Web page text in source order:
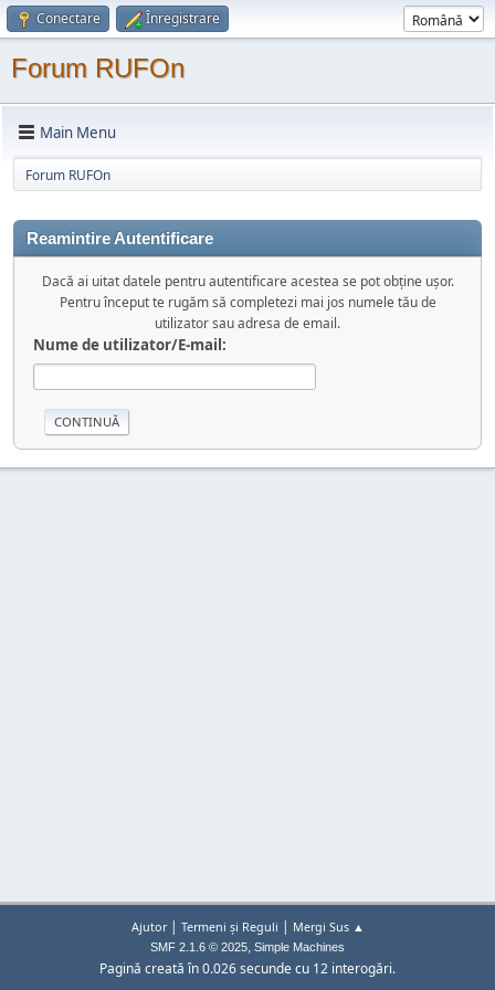
Conectare Înregistrare
Forum RUFOn
Main Menu
Forum RUFOn
Reamintire Autentificare
Dacă ai uitat datele pentru autentificare acestea se pot obține ușor.
Pentru început te rugăm să completezi mai jos numele tău de
utilizator sau adresa de email.
Nume de utilizator/E-mail:
Ajutor| Termeni și Reguli | Mergi Sus ▲
SMF 2.1.6 © 2025, Simple Machines
Pagină creată în 0.026 secunde cu 12 interogări.